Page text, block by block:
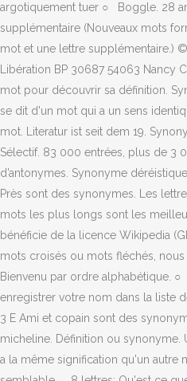
argotiquement tuer ○ Boggle. 28
supplémentaire (Nouveaux mots
mot et une lettre supplémentaire.)
Libération BP 30687 54063 Nancy
mot pour découvrir sa définition.
se dit d'un mot qui a un sens
mot. Literatur ist seit dem 19.
Sélectif. 83 000 entrées, plus de 3
d’antonymes. Synonyme
Près sont des synonymes. Les
mots les plus longs sont les
bénéficie de la licence Wikipedia
mots croisés ou mots fléchés,
Bienvenu par ordre alphabétique.
enregistrer votre nom dans la liste
3 E Ami et copain sont des
micheline. Définition ou
a la même signification qu'un autre